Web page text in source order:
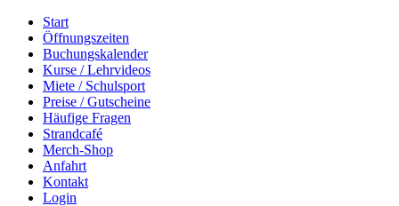
Start
Öffnungszeiten
Buchungskalender
Kurse / Lehrvideos
Miete / Schulsport
Preise / Gutscheine
Häufige Fragen
Strandcafé
Merch-Shop
Anfahrt
Kontakt
Login